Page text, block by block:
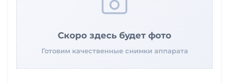
Скоро здесь будет фото
Готовим качественные снимки аппарата